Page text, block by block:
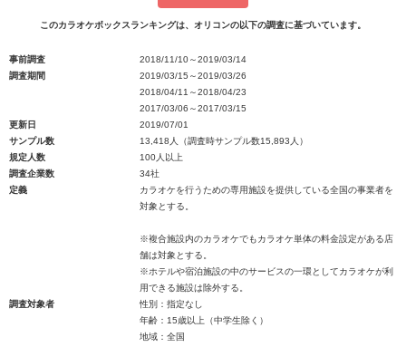
このカラオケボックスランキングは、オリコンの以下の調査に基づいています。
事前調査
2018/11/10～2019/03/14
調査期間
2019/03/15～2019/03/26
2018/04/11～2018/04/23
2017/03/06～2017/03/15
更新日
2019/07/01
サンプル数
13,418人（調査時サンプル数15,893人）
規定人数
100人以上
調査企業数
34社
定義
カラオケを行うための専用施設を提供している全国の事業者を
対象とする。
※複合施設内のカラオケでもカラオケ単体の料金設定がある店
舗は対象とする。
※ホテルや宿泊施設の中のサービスの一環としてカラオケが利
用できる施設は除外する。
調査対象者
性別：指定なし
年齢：15歳以上（中学生除く）
地域：全国